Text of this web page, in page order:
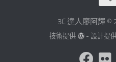
3C 達人廖阿輝 ©
技術提供 - 設計提